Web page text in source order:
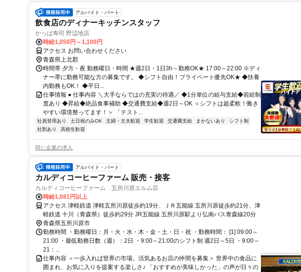
アルバイト・パート
飲食店のディナーキッチンスタッフ
かっぱ寿司 野辺地店
時給1,050円～1,100円
アクセス お問い合わせください
青森県上北郡
時間帯 夕方・夜 勤務曜日・時間 ★週2日・1日3h～勤務OK★ 17:00～22:00 ※ディ
ナー帯に勤務可能な方の募集です。 ◆シフト自由！プライベート優先OK★ ◆扶養
内勤務もOK！ ◆平日...
仕事情報 ● 仕事内容 ＼大手ならではの充実の待遇／ ◆1分単位の給与支給◆前給制
度あり ◆昇給◆絶品食事補助 ◆交通費支給◆週2日～OK ＜シフトは超柔軟！働き
やすい環境整ってます！＞ 「テスト...
社員登用あり 土日祝のみOK 主婦・主夫歓迎 学生歓迎 交通費支給 まかないあり
シフト制
社割あり
高校生歓迎
同じ企業の求人
アルバイト・パート
カルディコーヒーファーム 販売・接客
カルディコーヒーファーム 五所川原エルム店
時給1,081円以上
アクセス 津軽鉄道 津軽五所川原徒歩約19分、ＪＲ五能線 五所川原徒歩約21分、津
軽鉄道 十川（青森県）徒歩約29分 JR五能線 五所川原駅より弘南バス青森線20分
青森県五所川原市
勤務時間 ・勤務曜日：月・火・水・木・金・土・日・祝 ・勤務時間： [1] 09:00～
21:00 ・最低勤務日数（週）：2日 ・9:00～21:00のシフト制 週2日～5日 ・9:00～
21：...
仕事内容 ＜一歩入れば世界の市場。活気あるお店の仲間を募集＞ 世界中の食品に
囲まれ、お気に入りを提案する楽しさ♪ 「おすすめが美味しかった」の声が日々の